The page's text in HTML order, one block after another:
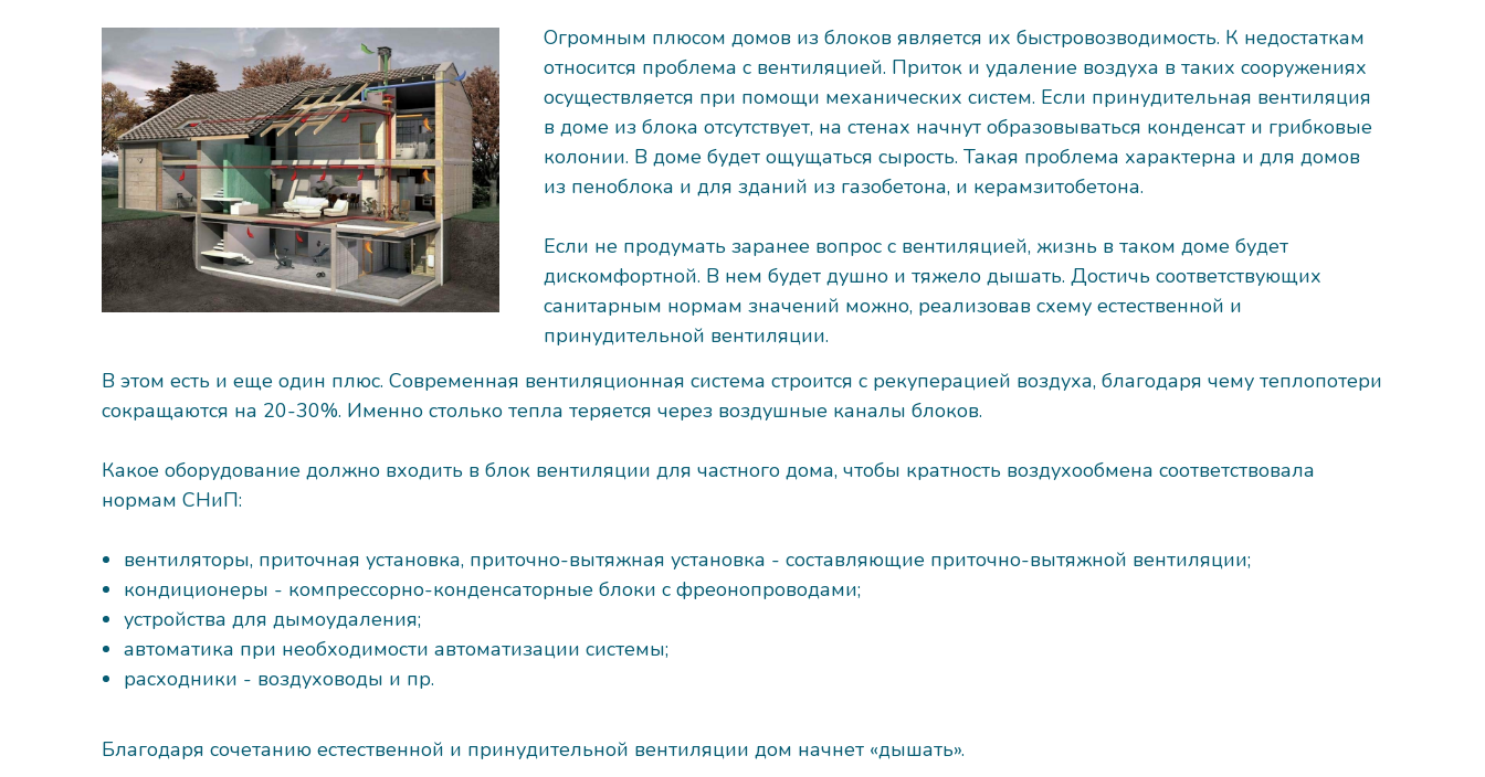
Огромным плюсом домов из блоков является их быстровозводимость. К недостаткам
относится проблема с вентиляцией. Приток и удаление воздуха в таких сооружениях
осуществляется при помощи механических систем. Если принудительная вентиляция
в доме из блока отсутствует, на стенах начнут образовываться конденсат и грибковые
колонии. В доме будет ощущаться сырость. Такая проблема характерна и для домов
из пеноблока и для зданий из газобетона, и керамзитобетона.
Если не продумать заранее вопрос с вентиляцией, жизнь в таком доме будет
дискомфортной. В нем будет душно и тяжело дышать. Достичь соответствующих
санитарным нормам значений можно, реализовав схему естественной и
принудительной вентиляции.
В этом есть и еще один плюс. Современная вентиляционная система строится с рекуперацией воздуха, благодаря чему теплопотери
сокращаются на 20-30%. Именно столько тепла теряется через воздушные каналы блоков.
Какое оборудование должно входить в блок вентиляции для частного дома, чтобы кратность воздухообмена соответствовала
нормам СНиП:
вентиляторы, приточная установка, приточно-вытяжная установка - составляющие приточно-вытяжной вентиляции;
кондиционеры - компрессорно-конденсаторные блоки с фреонопроводами;
устройства для дымоудаления;
автоматика при необходимости автоматизации системы;
расходники - воздуховоды и пр.
Благодаря сочетанию естественной и принудительной вентиляции дом начнет «дышать».